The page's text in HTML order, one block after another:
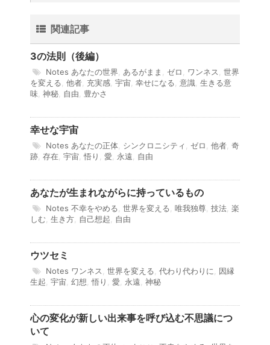
関連記事
3の法則（後編）
Notes あなたの世界 あるがまま ゼロ ワンネス
世界
を変える 他者 充実感 宇宙 幸せになる 意識 生きる意
味 神秘 自由 豊かさ
幸せな宇宙
Notes あなたの正体 シンクロニシティ ゼロ 他者 奇
跡 存在 宇宙 悟り 愛 永遠 自由
あなたが生まれながらに持っているもの
Notes 不幸をやめる 世界を変える 唯我独尊 技法 楽
しむ 生き方 自己想起 自由
ウツセミ
Notes ワンネス 世界を変える 代わり代わりに
因縁
生起 宇宙 幻想 悟り 愛 永遠 神秘
心の変化が新しい出来事を呼び込む不思議につ
いて